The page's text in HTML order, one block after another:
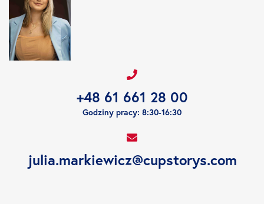
+48 61 661 28 00
Godziny pracy: 8:30-16:30
julia.markiewicz@cupstorys.com